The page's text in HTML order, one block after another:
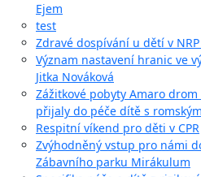
Ejem
test
Zdravé dospívání u dětí v
Význam nastavení hranic ve
Jitka Nováková
Zážitkové pobyty Amaro
přijaly do péče dítě s
Respitní víkend pro děti v CPR
Zvýhodněný vstup pro námi
Zábavního parku Mirákulum